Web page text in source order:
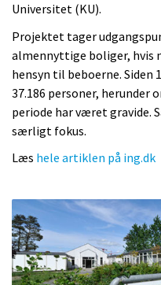
Universitet (KU).
Projektet tager
almennyttige boliger, hvis
hensyn til beboerne. Siden
37.186 personer, herunder
periode har været gravide.
særligt fokus.
Læs hele artiklen på ing.dk